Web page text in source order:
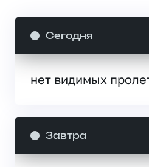
Сегодня
нет видимых
Завтра